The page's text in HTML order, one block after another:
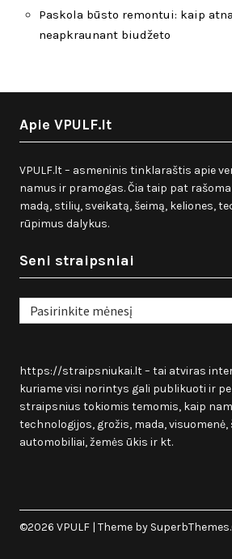
Paskola būsto remontui: kaip
neapkraunant biudžeto
Apie VPULF.lt
VPULF.lt – asmeninis tinklaraštis apie
namus ir pramogas. Čia taip pat
madą, stilių, sveikatą, šeimą, keliones,
rūpimus dalykus.
Seni straipsniai
Seni
straipsniai
https://straipsniukai.lt– tai atviras
kuriame visi norintys gali publikuoti ir
straipsnius tokiomis temomis, kaip
technologijos, grožis, mada,
automobiliai, žemės ūkis ir kt.
©2026 VPULF | Theme by